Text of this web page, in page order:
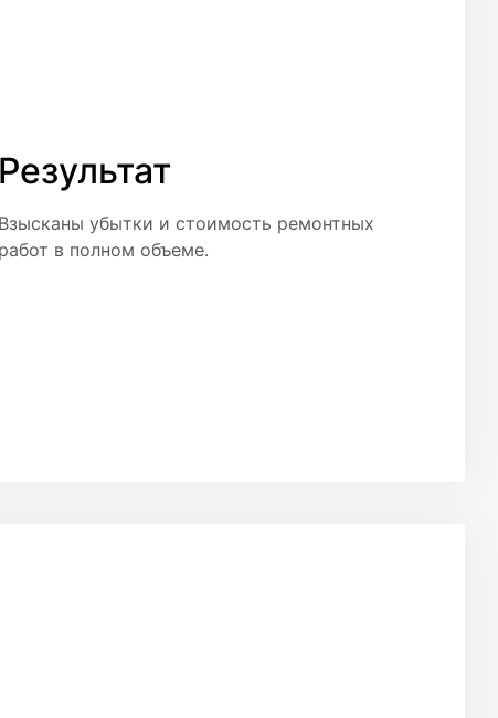
Результат
Взысканы убытки и стоимость ремонтных
работ в полном объеме.